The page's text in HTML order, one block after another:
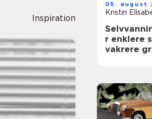
Inspiration
05. august
Kristin
r enklere stell og
vakrere